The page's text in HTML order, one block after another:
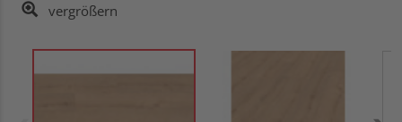
vergrößern